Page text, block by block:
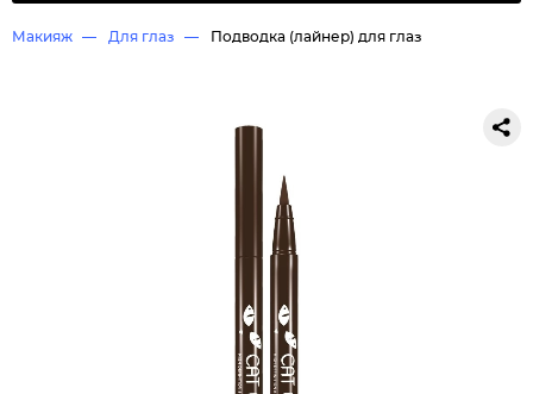
Макияж Для глаз Подводка (лайнер) для глаз